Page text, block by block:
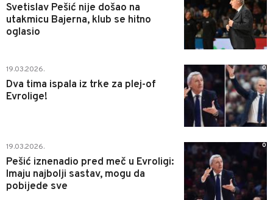
Svetislav Pešić nije došao na
utakmicu Bajerna, klub se hitno
oglasio
19.03.2026.
Dva tima ispala iz trke za plej-of
Evrolige!
0
19.03.2026.
Pešić iznenadio pred meč u Evroligi:
Imaju najbolji sastav, mogu da
pobijede sve
0